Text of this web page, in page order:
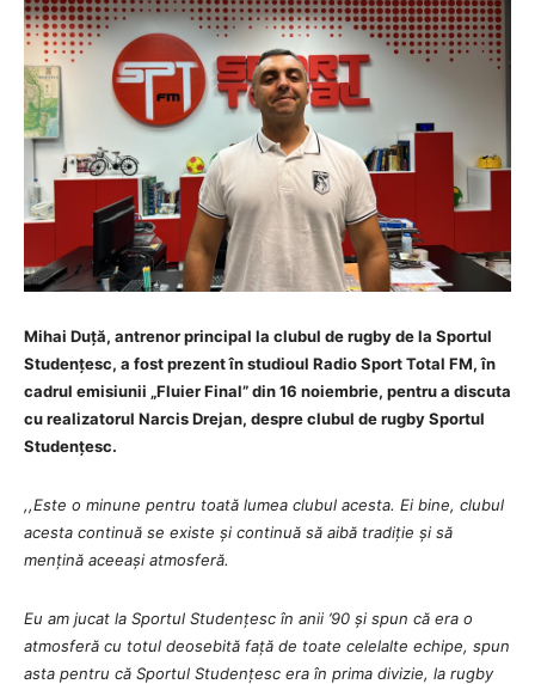
Mihai Duță, antrenor principal la clubul de rugby de la Sportul
Studențesc, a fost prezent în studioul Radio Sport Total FM, în
cadrul emisiunii „Fluier Final” din 16 noiembrie, pentru a discuta
cu realizatorul Narcis Drejan, despre clubul de rugby Sportul
Studențesc.
,,Este o minune pentru toată lumea clubul acesta. Ei bine, clubul
acesta continuă se existe și continuă să aibă tradiție și să
mențină aceeași atmosferă.
Eu am jucat la Sportul Studențesc în anii ’90 și spun că era o
atmosferă cu totul deosebită față de toate celelalte echipe, spun
asta pentru că Sportul Studențesc era în prima divizie, la rugby